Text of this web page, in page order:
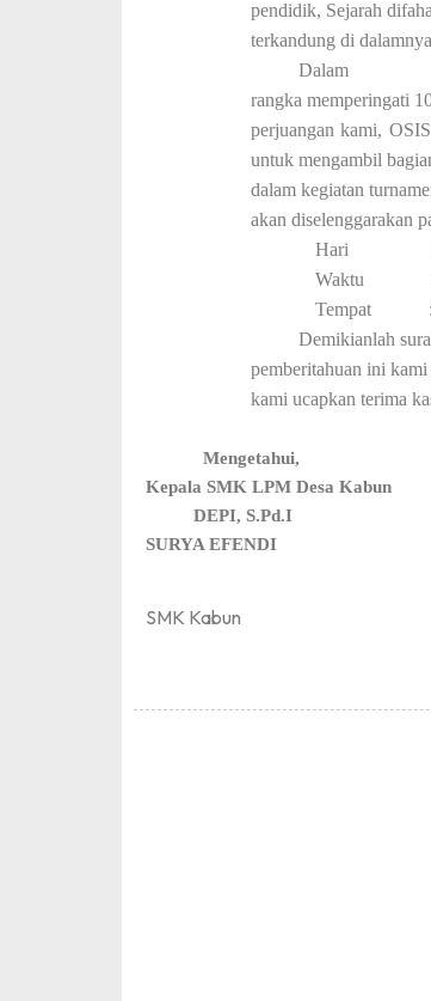
pendidik, Sejarah
terkandung di
Dalam
rangka memperingati
perjuangan kami,
untuk mengambil
dalam kegiatan
akan diselenggarakan
Hari :
Waktu :
Tempat :
Demikianlah
pemberitahuan ini kami
kami ucapkan terima
Mengetahui,
Kepala SMK LPM
DEPI,
SURYA EFENDI
SMK Kabun